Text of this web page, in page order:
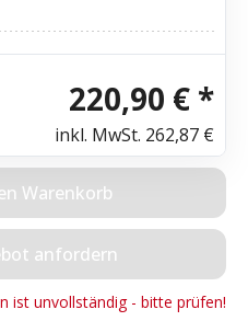
220,90 € *
inkl. MwSt. 262,87 €
Wert
Warenkorb
anfordern
ist unvollständig - bitte prüfen!